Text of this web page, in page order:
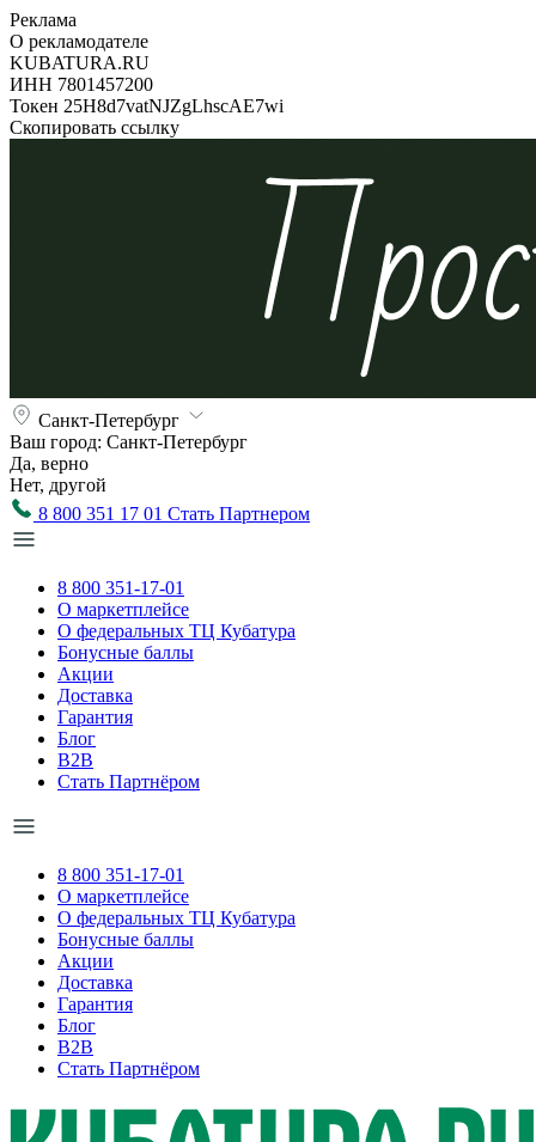
Реклама
О рекламодателе
KUBATURA.RU
ИНН 7801457200
Токен 25H8d7vatNJZgLhscAE7wi
Скопировать ссылку
Санкт-Петербург
Ваш город: Санкт-Петербург
Да, верно
Нет, другой
8 800 351 17 01 Стать Партнером
8 800 351-17-01
О маркетплейсе
О федеральных ТЦ Кубатура
Бонусные баллы
Акции
Доставка
Гарантия
Блог
B2B
Стать Партнёром
8 800 351-17-01
О маркетплейсе
О федеральных ТЦ Кубатура
Бонусные баллы
Акции
Доставка
Гарантия
Блог
B2B
Стать Партнёром